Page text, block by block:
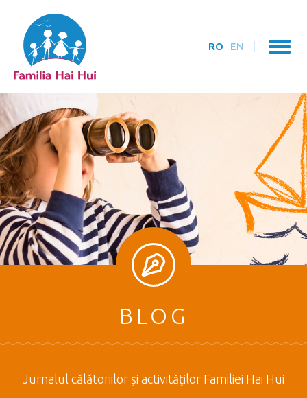
RO EN
BLOG
Jurnalul călătoriilor şi activităţilor Familiei Hai Hui